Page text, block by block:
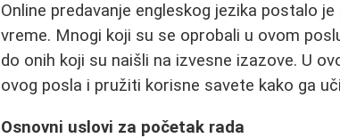
Online predavanje engleskog jezika postalo
vreme. Mnogi koji su se oprobali u ovom
do onih koji su naišli na izvesne izazove. U
ovog posla i pružiti korisne savete kako ga
Osnovni uslovi za početak rada